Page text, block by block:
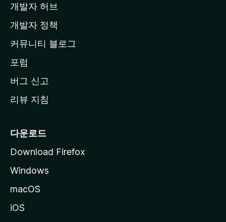
이
지
이
동
개발자 허브
개발자 정책
커뮤니티 블로그
포럼
버그 신고
리뷰 지침
다운로드
Download Firefox
Windows
macOS
iOS